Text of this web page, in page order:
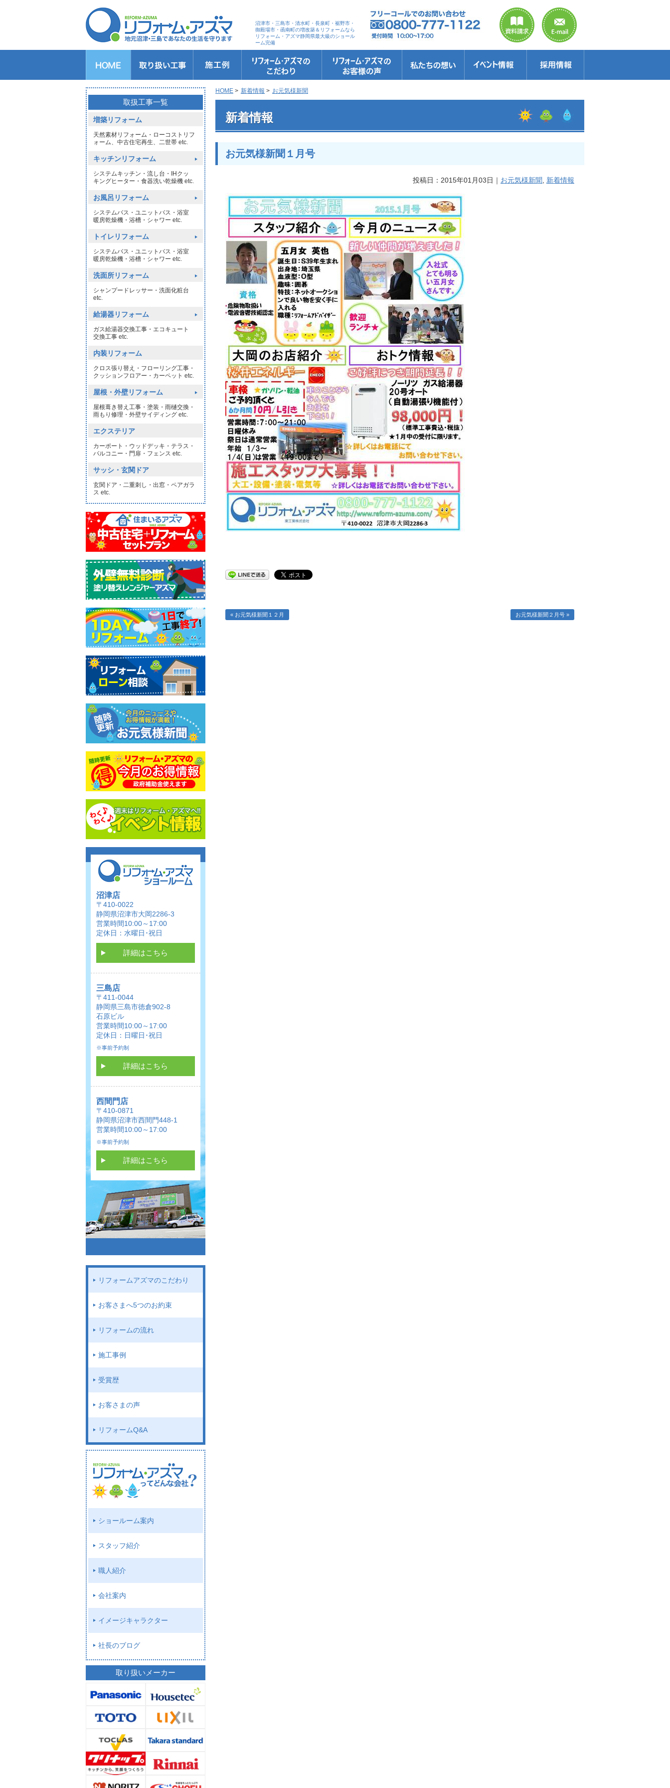
沼津市・三島市・清水町・長泉町・裾野市・
御殿場市・函南町の増改築＆リフォームなら
リフォーム・アズマ静岡県最大級のショール
ーム完備
キッチンのリフォーム
バスルームのリフォーム
トイレのリフォーム
洗面所のリフォーム
給湯器交換
窓リフォーム
玄関リフォーム
1DAYリフォーム
外壁・屋根塗装 リフォーム・アズマのこだわり
お客さまへの5つのお約束
リフォームの流れ
リフォームQ&A
安心保証
リフォームローン相談
HOME > 新着情報 > お元気様新聞
> お元気様新聞１月号
新着情報
お元気様新聞１月号
投稿日：2015年01月03日｜ お元気様新聞 新着情報
« お元気様新聞１２月 お元気様新聞２月号 »
取扱工事一覧
増築リフォーム
天然素材リフォーム・ローコストリフ
ォーム、中古住宅再生、二世帯 etc.
キッチンリフォーム
システムキッチン・流し台・IHクッ
キングヒーター・食器洗い乾燥機 etc.
お風呂リフォーム
システムバス・ユニットバス・浴室
暖房乾燥機・浴槽・シャワー etc.
トイレリフォーム
システムバス・ユニットバス・浴室
暖房乾燥機・浴槽・シャワー etc.
洗面所リフォーム
シャンプードレッサー・洗面化粧台
etc.
給湯器リフォーム
ガス給湯器交換工事・エコキュート
交換工事 etc.
内装リフォーム
クロス張り替え・フローリング工事・
クッションフロアー・カーペット etc.
屋根・外壁リフォーム
屋根葺き替え工事・塗装・雨樋交換・
雨もり修理・外壁サイディング etc.
エクステリア
カーポート・ウッドデッキ・テラス・
バルコニー・門扉・フェンス etc.
サッシ・玄関ドア
玄関ドア・二重刺し・出窓・ペアガラ
ス etc.
沼津店
〒410-0022
静岡県沼津市大岡2286-3
営業時間10:00～17:00
定休日：水曜日･祝日
詳細はこちら
三島店
〒411-0044
静岡県三島市徳倉902-8
石原ビル
営業時間10:00～17:00
定休日：日曜日･祝日
※事前予約制
詳細はこちら
西間門店
〒410-0871
静岡県沼津市西間門448-1
営業時間10:00～17:00
※事前予約制
詳細はこちら
リフォームアズマのこだわり
お客さまへ5つのお約束
リフォームの流れ
施工事例
受賞歴
お客さまの声
リフォームQ&A
ショールーム案内
スタッフ紹介
職人紹介
会社案内
イメージキャラクター
社長のブログ
取り扱いメーカー